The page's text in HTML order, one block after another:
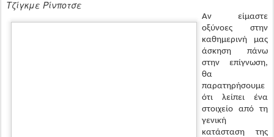
θα
παρατηρήσουμε
ότι λείπει ένα
στοιχείο από τη
γενική
κατάσταση της
ευημερίας, κάτι
πολύ σημαντικό
– είναι η
«ικανοποίηση».
Τα